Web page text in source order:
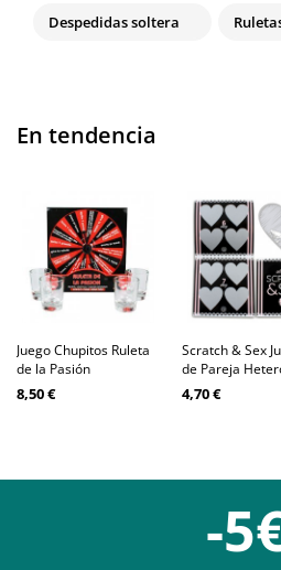
Despedidas soltera
En tendencia
Juego Chupitos Ruleta
de la Pasión
8,50 €
Scratch & Sex
de Pareja
4,70 €
-